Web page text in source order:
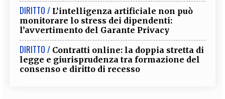
DIRITTO / L’intelligenza artificiale non può
monitorare lo stress dei dipendenti:
l’avvertimento del Garante Privacy
DIRITTO / Contratti online: la doppia stretta di
legge e giurisprudenza tra formazione del
consenso e diritto di recesso